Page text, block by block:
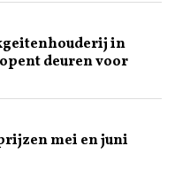
in
deuren voor
mei en juni